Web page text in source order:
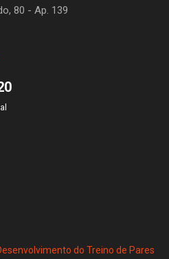
80 - Ap. 139
do Treino de Pares